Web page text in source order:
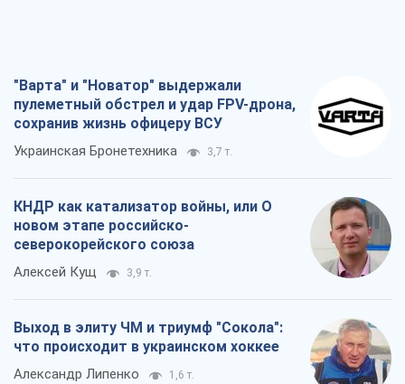
"Варта" и "Новатор" выдержали
пулеметный обстрел и удар FPV-дрона,
сохранив жизнь офицеру ВСУ
Украинская Бронетехника 3,7 т.
КНДР как катализатор войны, или О
новом этапе российско-
северокорейского союза
Алексей Кущ 3,9 т.
Выход в элиту ЧМ и триумф "Сокола":
что происходит в украинском хоккее
Александр Липенко 1,6 т.